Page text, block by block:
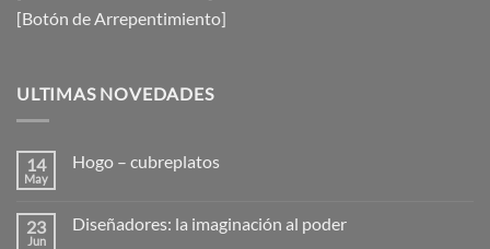
[Botón de Arrepentimiento]
ULTIMAS NOVEDADES
14
May
Hogo – cubreplatos
en
23
Jun
Diseñadores: la imaginación al poder